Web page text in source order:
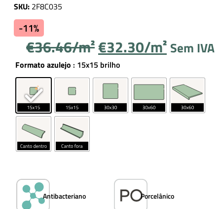
SKU: 2F8C035
-11%
€36.46
O
preço
original
era:
€32.30
O
atual
é:
Sem IVA
Formato azulejo : 15x15 brilho
Antibacteriano Porcelânico